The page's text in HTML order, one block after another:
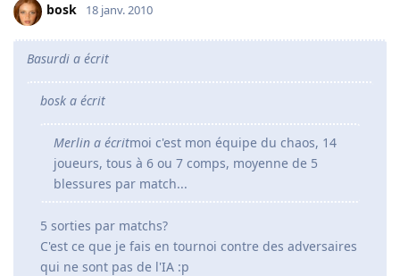
bosk 18 janv. 2010
Basurdi a écrit
bosk a écrit
Merlin a écritmoi c'est mon équipe du chaos, 14
joueurs, tous à 6 ou 7 comps, moyenne de 5
blessures par match...
5 sorties par matchs?
C'est ce que je fais en tournoi contre des adversaires
qui ne sont pas de l'IA :p